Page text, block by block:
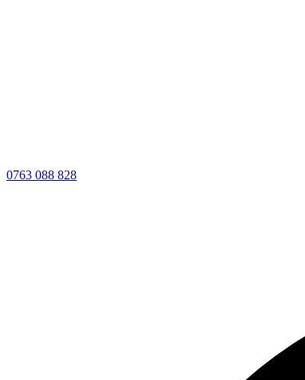
0763 088 828